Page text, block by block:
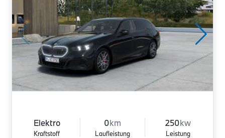
Elektro
Kraftstoff
0km
Laufleistung
250kw
Leistung